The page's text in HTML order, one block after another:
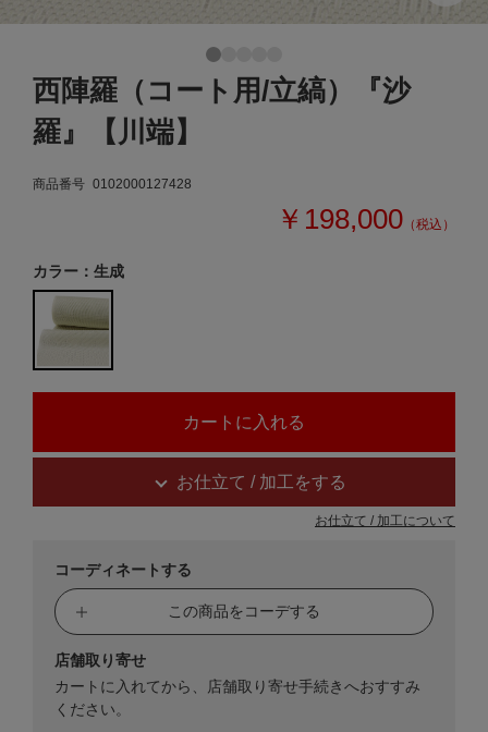
西陣羅（コート用/立縞）『沙
羅』【川端】
商品番号 0102000127428
￥198,000 （税込）
カラー：生成
お仕立て / 加工をする
お仕立て / 加工について
コーディネートする
この商品をコーデする
店舗取り寄せ
カートに入れてから、店舗取り寄せ手続きへおすすみ
ください。